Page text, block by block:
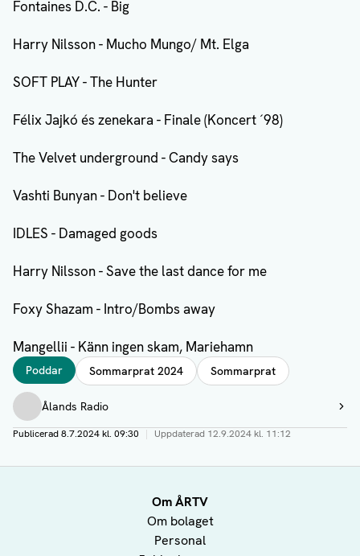
Fontaines D.C. - Big
Harry Nilsson - Mucho Mungo/ Mt. Elga
SOFT PLAY - The Hunter
Félix Jajkó és zenekara - Finale (Koncert ´98)
The Velvet underground - Candy says
Vashti Bunyan - Don't believe
IDLES - Damaged goods
Harry Nilsson - Save the last dance for me
Foxy Shazam - Intro/Bombs away
Mangellii - Känn ingen skam, Mariehamn
Taggar
Poddar Sommarprat 2024 Sommarprat
Författare
Ålands Radio
Visa profil
Publicerad8.7.2024 kl. 09:30 | Uppdaterad 12.9.2024 kl. 11:12
Om ÅRTV
Om bolaget
Personal